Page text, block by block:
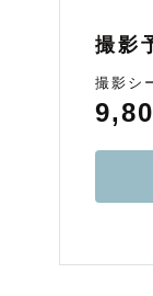
撮影
撮影シ